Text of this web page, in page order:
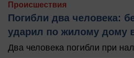
Происшествия
Погибли два человека:
ударил по жилому дому
Два человека погибли при